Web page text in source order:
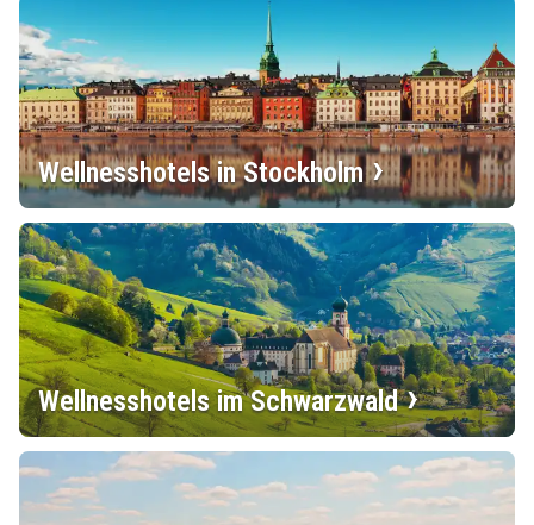
Wellnesshotels in Stockholm
Wellnesshotels im Schwarzwald